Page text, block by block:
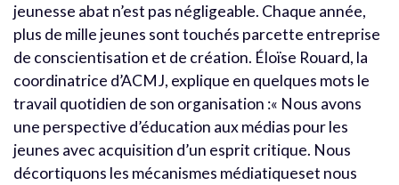
jeunesse abat n’est pas négligeable. Chaque année,
plus de mille jeunes sont touchés parcette entreprise
de conscientisation et de création. Éloïse Rouard, la
coordinatrice d’ACMJ, explique en quelques mots le
travail quotidien de son organisation :« Nous avons
une perspective d’éducation aux médias pour les
jeunes avec acquisition d’un esprit critique. Nous
décortiquons les mécanismes médiatiqueset nous